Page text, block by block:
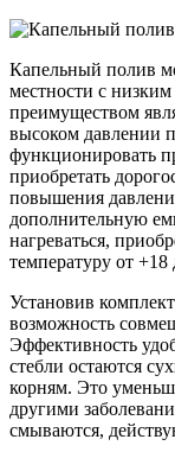
Капельный полив
местности с
преимуществом
высоком давлении
функционировать
приобретать
повышения
дополнительную
нагреваться,
температуру от +18
Установив
возможность
Эффективность
стебли остаются
корням. Это
другими
смываются,